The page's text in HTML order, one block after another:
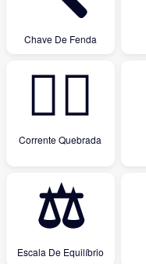
Chave De Fenda
⛓️‍💥
Corrente Quebrada
⚖
Escala De Equilíbrio